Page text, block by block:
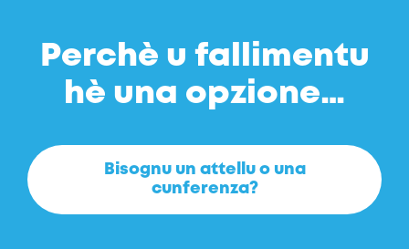
Perchè u fallimentu
hè una opzione…
Bisognu un attellu o una
cunferenza?